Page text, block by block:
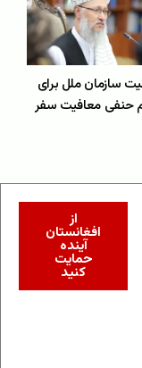
سازمان ملل برای
حنفی معافیت سفر
از
افغانستان
آینده
حمایت
کنید